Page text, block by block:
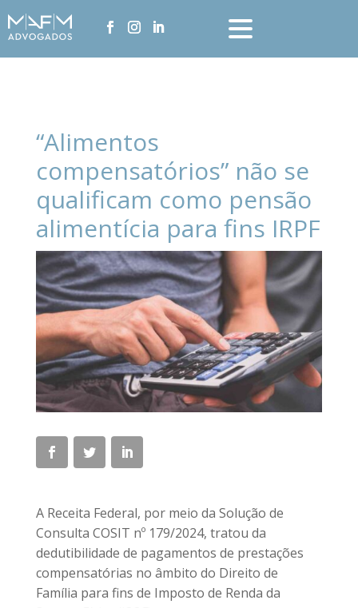
“Alimentos
compensatórios” não se
qualificam como pensão
alimentícia para fins IRPF
A Receita Federal, por meio da Solução de
Consulta COSIT nº 179/2024, tratou da
dedutibilidade de pagamentos de prestações
compensatórias no âmbito do Direito de
Família para fins de Imposto de Renda da